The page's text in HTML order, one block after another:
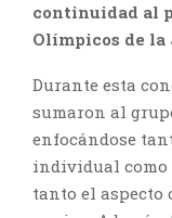
continuidad al
Olímpicos de la
Durante esta
sumaron al
enfocándose
individual como
tanto el aspecto